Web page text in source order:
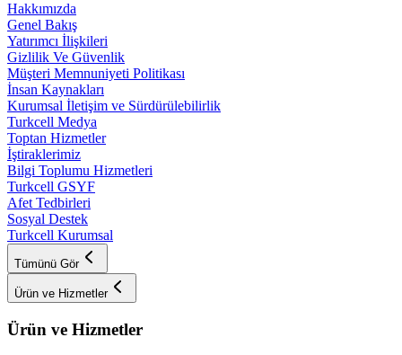
Hakkımızda
Genel Bakış
Yatırımcı İlişkileri
Gizlilik Ve Güvenlik
Müşteri Memnuniyeti Politikası
İnsan Kaynakları
Kurumsal İletişim ve Sürdürülebilirlik
Turkcell Medya
Toptan Hizmetler
İştiraklerimiz
Bilgi Toplumu Hizmetleri
Turkcell GSYF
Afet Tedbirleri
Sosyal Destek
Turkcell Kurumsal
Tümünü Gör
Ürün ve Hizmetler
Ürün ve Hizmetler